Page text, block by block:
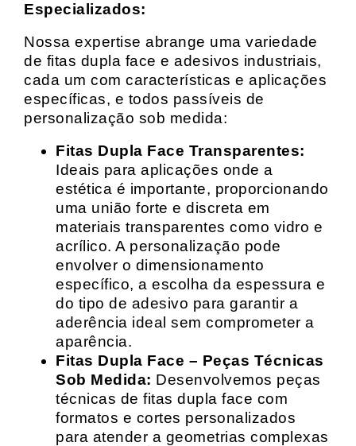
Especializados:
Nossa expertise abrange uma variedade
de fitas dupla face e adesivos industriais,
cada um com características e aplicações
específicas, e todos passíveis de
personalização sob medida:
Fitas Dupla Face Transparentes:
Ideais para aplicações onde a
estética é importante, proporcionando
uma união forte e discreta em
materiais transparentes como vidro e
acrílico. A personalização pode
envolver o dimensionamento
específico, a escolha da espessura e
do tipo de adesivo para garantir a
aderência ideal sem comprometer a
aparência.
Fitas Dupla Face – Peças Técnicas
Sob Medida: Desenvolvemos peças
técnicas de fitas dupla face com
formatos e cortes personalizados
para atender a geometrias complexas